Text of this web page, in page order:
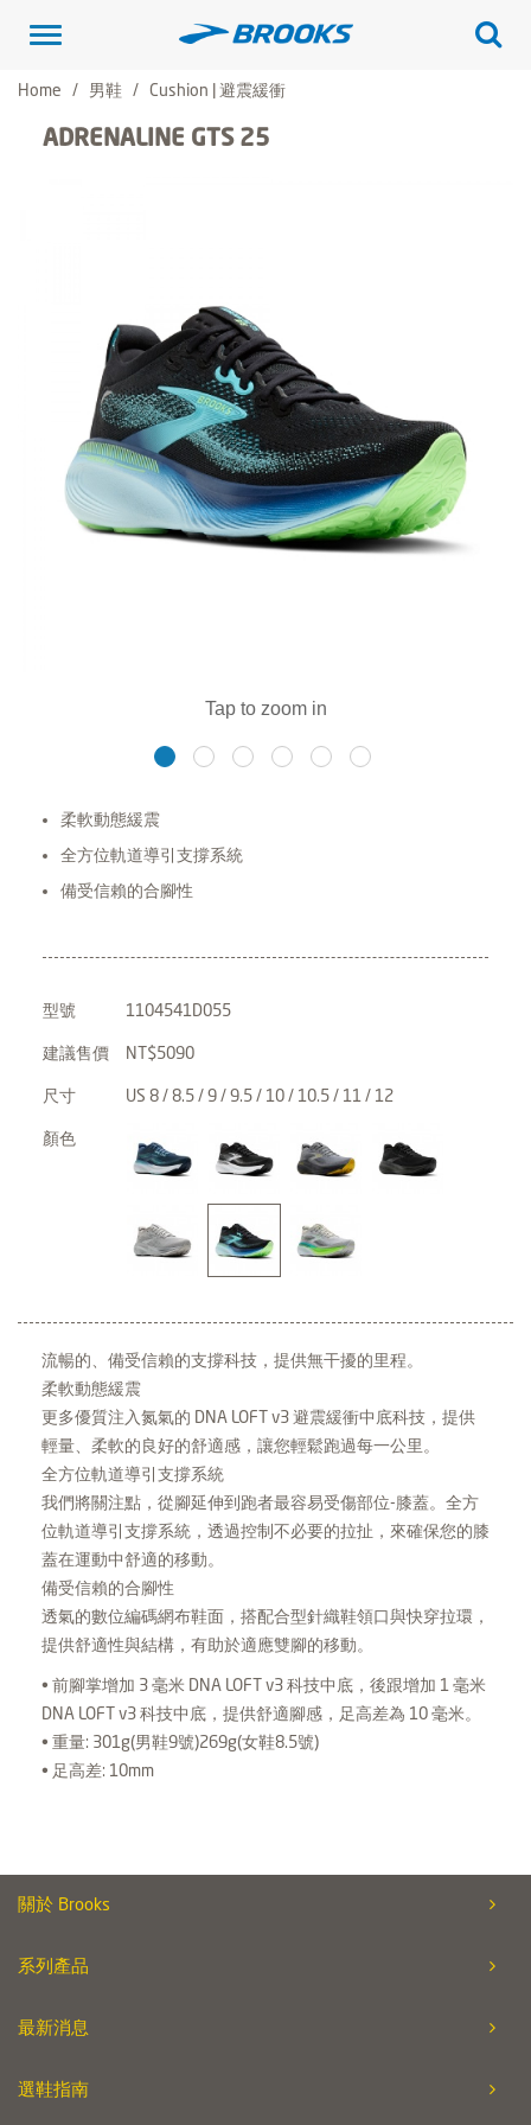
Toggle
Home
男鞋 Cushion | 避震緩衝
ADRENALINE GTS 25
柔軟動態緩震
全方位軌道導引支撐系統
備受信賴的合腳性
型號 1104541D055
建議售價 NT$5090
尺寸 US 8 / 8.5 / 9 / 9.5 / 10 / 10.5 / 11 / 12
顏色
流暢的、備受信賴的支撐科技，提供無干擾的里程。
柔軟動態緩震
更多優質注入氮氣的 DNA LOFT v3 避震緩衝中底科技，提供
輕量、柔軟的良好的舒適感，讓您輕鬆跑過每一公里。
全方位軌道導引支撐系統
我們將關注點，從腳延伸到跑者最容易受傷部位-膝蓋。全方
位軌道導引支撐系統，透過控制不必要的拉扯，來確保您的膝
蓋在運動中舒適的移動。
備受信賴的合腳性
透氣的數位編碼網布鞋面，搭配合型針織鞋領口與快穿拉環，
提供舒適性與結構，有助於適應雙腳的移動。
• 前腳掌增加 3 毫米 DNA LOFT v3 科技中底，後跟增加 1 毫米
DNA LOFT v3 科技中底，提供舒適腳感，足高差為 10 毫米。
• 重量: 301g(男鞋9號)269g(女鞋8.5號)
• 足高差: 10mm
關於 Brooks
系列產品
最新消息
選鞋指南